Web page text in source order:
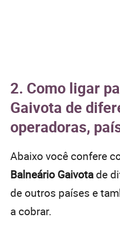
2. Como ligar
Gaivota de
operadoras,
Abaixo você confere
Balneário Gaivota de
de outros países e
a cobrar.